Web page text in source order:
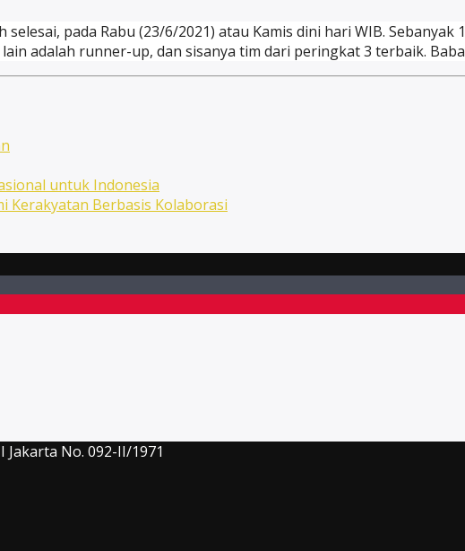
pada Rabu (23/6/2021) atau Kamis dini hari WIB. Sebanyak
adalah runner-up, dan sisanya tim dari peringkat 3 terbaik.
untuk Indonesia
Kerakyatan Berbasis Kolaborasi
Jakarta No. 092-II/1971